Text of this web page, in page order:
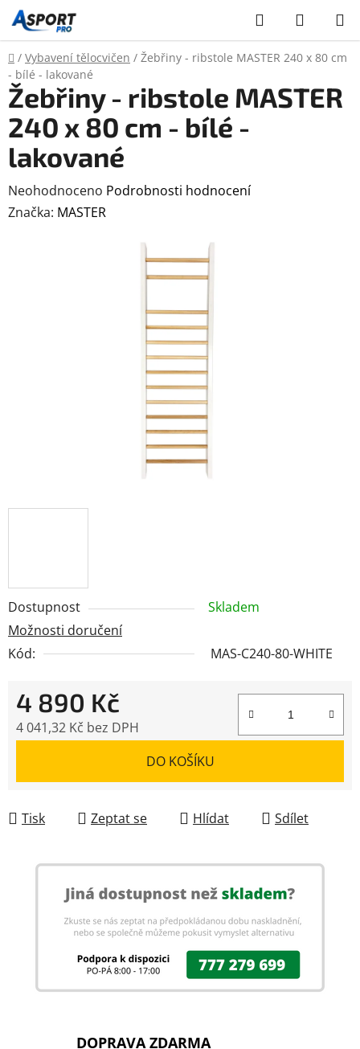
Přejít
na
obsah
Hledat
KOŠÍK
Domů
/ Vybavení tělocvičen / Žebřiny - ribstole MASTER 240 x 80 cm
- bílé - lakované
Dostupnost
Skladem
Možnosti doručení
Kód:
MAS-C240-80-WHITE
4 890 Kč
4 041,32 Kč bez DPH
DO KOŠÍKU
Tisk Zeptat se Hlídat Sdílet
Žebřiny - ribstole MASTER
240 x 80 cm - bílé -
lakované
Průměrné
hodnocení
Neohodnoceno Podrobnosti hodnocení
Značka: MASTER
DOPRAVA ZDARMA